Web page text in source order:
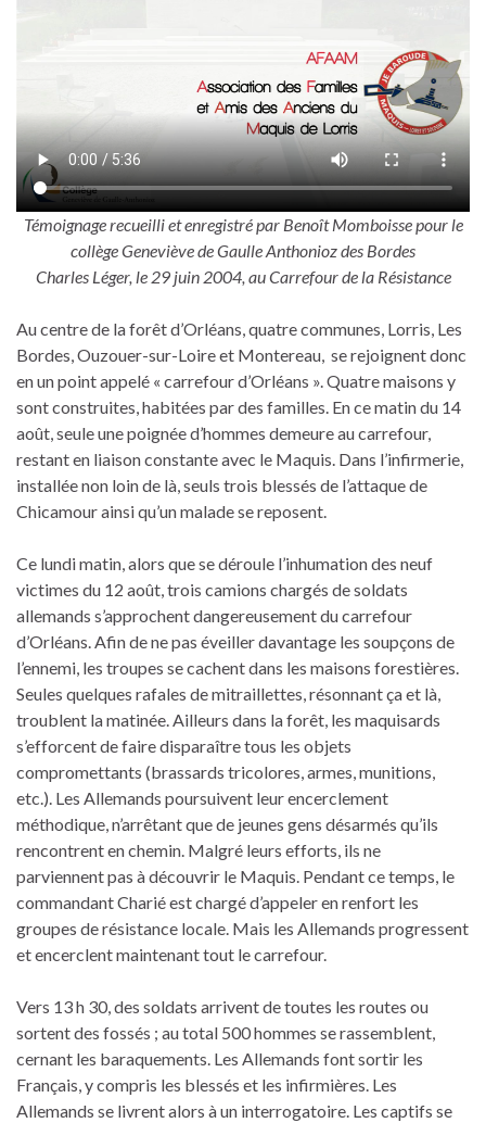
Témoignage recueilli et enregistré par Benoît Momboisse pour le
collège Geneviève de Gaulle Anthonioz des Bordes
Charles Léger, le 29 juin 2004, au Carrefour de la Résistance
Au centre de la forêt d’Orléans, quatre communes, Lorris, Les
Bordes, Ouzouer-sur-Loire et Montereau, se rejoignent donc
en un point appelé « carrefour d’Orléans ». Quatre maisons y
sont construites, habitées par des familles. En ce matin du 14
août, seule une poignée d’hommes demeure au carrefour,
restant en liaison constante avec le Maquis. Dans l’infirmerie,
installée non loin de là, seuls trois blessés de l’attaque de
Chicamour ainsi qu’un malade se reposent.
Ce lundi matin, alors que se déroule l’inhumation des neuf
victimes du 12 août, trois camions chargés de soldats
allemands s’approchent dangereusement du carrefour
d’Orléans. Afin de ne pas éveiller davantage les soupçons de
l’ennemi, les troupes se cachent dans les maisons forestières.
Seules quelques rafales de mitraillettes, résonnant ça et là,
troublent la matinée. Ailleurs dans la forêt, les maquisards
s’efforcent de faire disparaître tous les objets
compromettants (brassards tricolores, armes, munitions,
etc.). Les Allemands poursuivent leur encerclement
méthodique, n’arrêtant que de jeunes gens désarmés qu’ils
rencontrent en chemin. Malgré leurs efforts, ils ne
parviennent pas à découvrir le Maquis. Pendant ce temps, le
commandant Charié est chargé d’appeler en renfort les
groupes de résistance locale. Mais les Allemands progressent
et encerclent maintenant tout le carrefour.
Vers 13 h 30, des soldats arrivent de toutes les routes ou
sortent des fossés ; au total 500 hommes se rassemblent,
cernant les baraquements. Les Allemands font sortir les
Français, y compris les blessés et les infirmières. Les
Allemands se livrent alors à un interrogatoire. Les captifs se